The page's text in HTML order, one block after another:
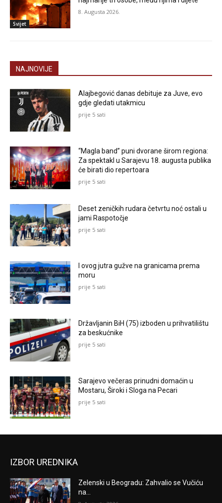
Svijet
8. Augusta 2026.
NAJNOVIJE
Alajbegović danas debituje za Juve, evo
gdje gledati utakmicu
prije 5 sati
“Magla band” puni dvorane širom regiona:
Za spektakl u Sarajevu 18. augusta publika
će birati dio repertoara
prije 5 sati
Deset zeničkih rudara četvrtu noć ostali u
jami Raspotočje
prije 5 sati
I ovog jutra gužve na granicama prema
moru
prije 5 sati
Državljanin BiH (75) izboden u prihvatilištu
za beskućnike
prije 5 sati
Sarajevo večeras prinudni domaćin u
Mostaru, Široki i Sloga na Pecari
prije 5 sati
IZBOR UREDNIKA
Zelenski u Beogradu: Zahvalio se Vučiću
na...